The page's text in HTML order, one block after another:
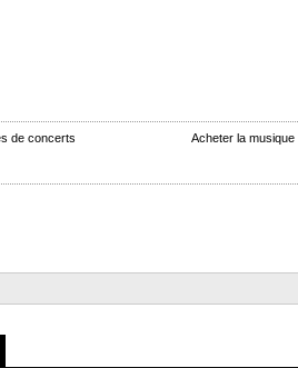
de concerts Acheter la